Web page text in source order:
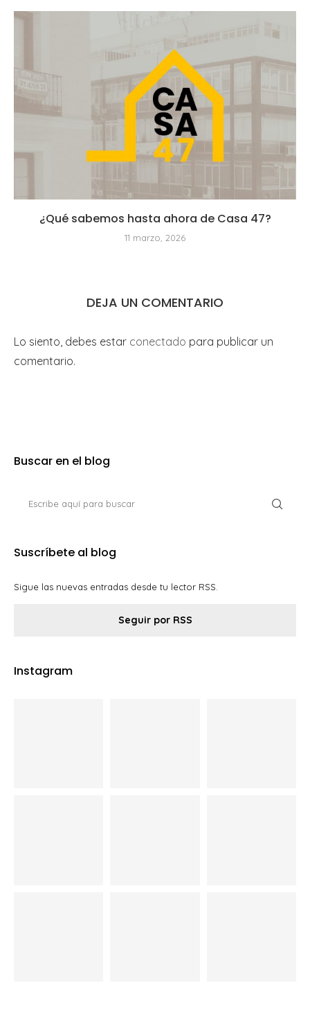
¿Qué sabemos hasta ahora de Casa 47?
11 marzo, 2026
DEJA UN COMENTARIO
Lo siento, debes estar conectado para publicar un
comentario.
Buscar en el blog
Suscríbete al blog
Sigue las nuevas entradas desde tu lector RSS.
Seguir por RSS
Instagram